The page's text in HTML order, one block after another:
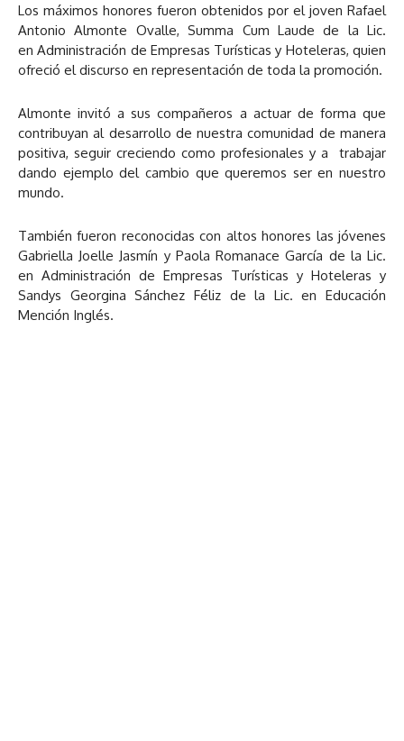
Los máximos honores fueron obtenidos por el joven Rafael
Antonio Almonte Ovalle, Summa Cum Laude de la Lic.
en Administración de Empresas Turísticas y Hoteleras, quien
ofreció el discurso en representación de toda la promoción.
Almonte invitó a sus compañeros a actuar de forma que
contribuyan al desarrollo de nuestra comunidad de manera
positiva, seguir creciendo como profesionales y a trabajar
dando ejemplo del cambio que queremos ser en nuestro
mundo.
También fueron reconocidas con altos honores las jóvenes
Gabriella Joelle Jasmín y Paola Romanace García de la Lic.
en Administración de Empresas Turísticas y Hoteleras y
Sandys Georgina Sánchez Féliz​ de la Lic. en Educación
Mención Inglés.